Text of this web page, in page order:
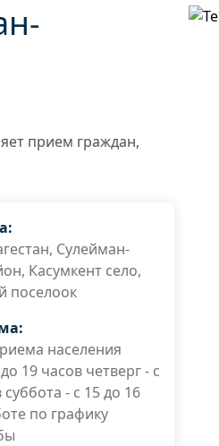
прием граждан,
Сулейман-
Касумкент село,
поселоок
населения
19 часов четверг - с
- с 15 до 16
по графику